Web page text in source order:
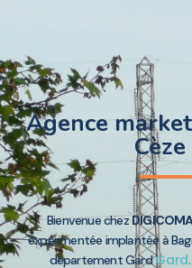
Agence
Bienvenue chez
expérimentée implantée à
département GardGard